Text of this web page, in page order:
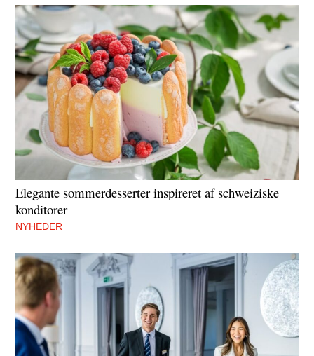
Elegante sommerdesserter inspireret af schweiziske
konditorer
NYHEDER